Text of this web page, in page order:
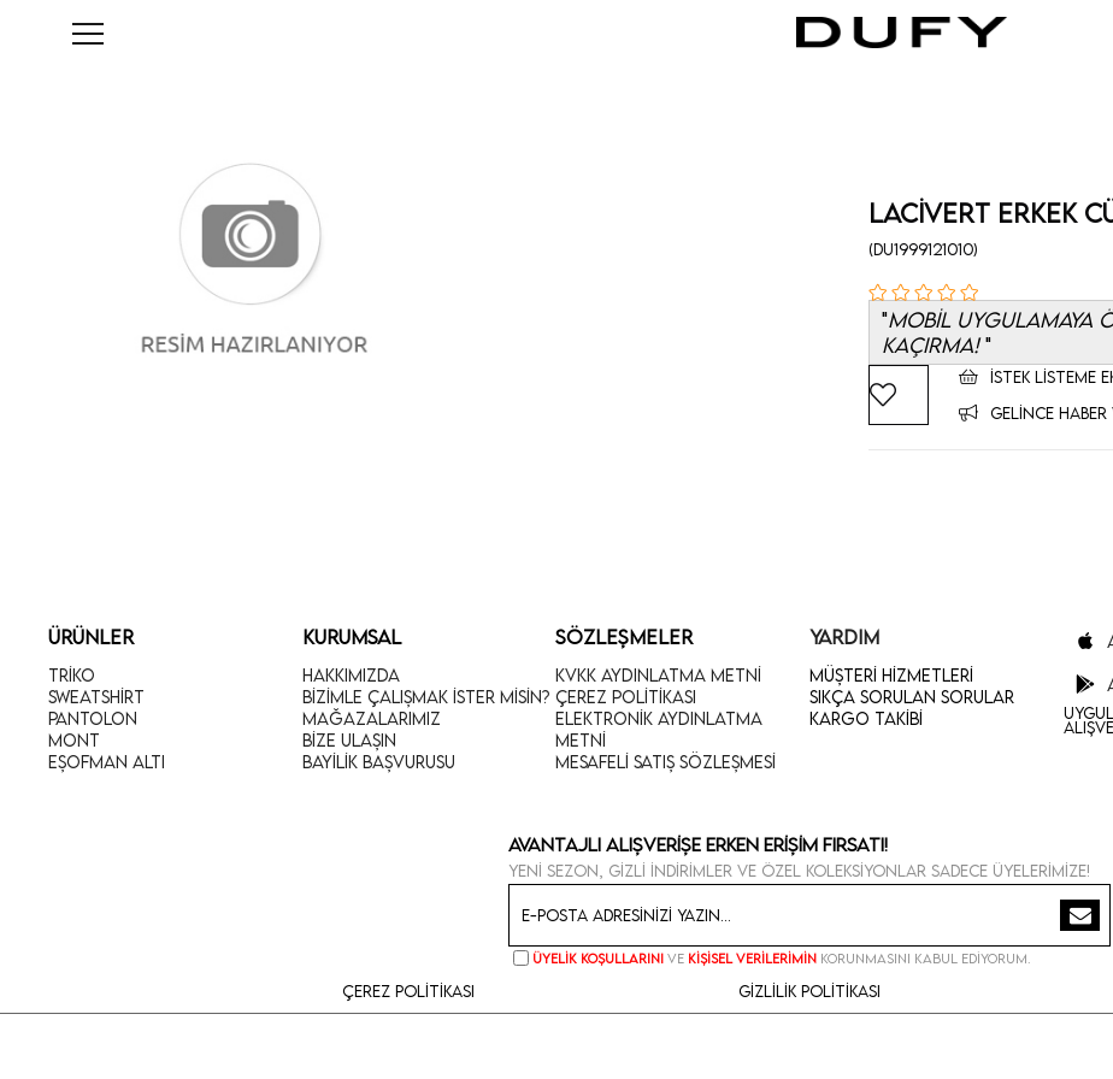
Lacivert Erkek
(DU1999121010)
MOBİL UYGULAMAYA
KAÇIRMA!
İSTEK LISTEME
GELINCE HABER
ÜRÜNLER
Triko
Sweatshirt
Pantolon
Mont
Eşofman Altı
KURUMSAL
Hakkımızda
Bizimle Çalışmak İster Misin?
Mağazalarımız
Bize Ulaşın
Bayilik Başvurusu
SÖZLEŞMELER
KVKK Aydınlatma Metni
Çerez Politikası
Elektronik Aydınlatma
Metni
Mesafeli Satış Sözleşmesi
YARDIM
Müşteri Hizmetleri
Sıkça Sorulan Sorular
Kargo Takibi
Avantajlı Alışverişe Erken Erişim Fırsatı!
Yeni sezon, gizli indirimler ve özel koleksiyonlar sadece üyelerimize!
Üyelik koşullarını ve kişisel verilerimin korunmasını kabul ediyorum.
Çerez Politikası Gizlilik Politikası